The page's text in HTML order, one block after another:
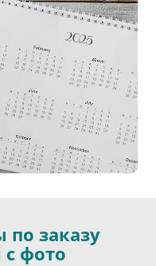
по заказу
фото